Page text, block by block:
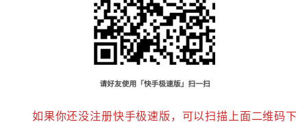
如果你还没注册快手极速版，可以扫描上面二维码下